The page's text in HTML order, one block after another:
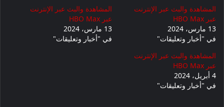
المشاهدة والبث عبر الإنترنت
عبر HBO Max
13 مارس، 2024
في "أخبار وتعليقات"
المشاهدة والبث عبر الإنترنت
عبر HBO Max
13 مارس، 2024
في "أخبار وتعليقات"
المشاهدة والبث عبر الإنترنت
عبر HBO Max
4 أبريل، 2024
في "أخبار وتعليقات"